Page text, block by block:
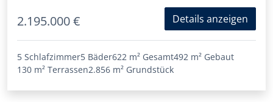
2.195.000 € Details anzeigen
5 Schlafzimmer5 Bäder622 m² Gesamt492 m² Gebaut
130 m² Terrassen2.856 m² Grundstück